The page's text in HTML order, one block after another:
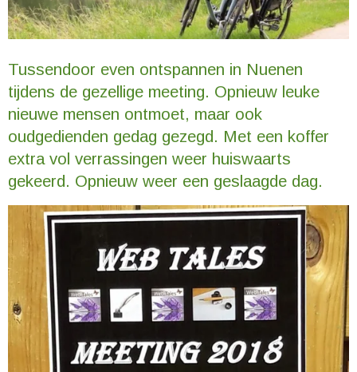
Tussendoor even ontspannen in Nuenen
tijdens de gezellige meeting. Opnieuw leuke
nieuwe mensen ontmoet, maar ook
oudgedienden gedag gezegd. Met een koffer
extra vol verrassingen weer huiswaarts
gekeerd. Opnieuw weer een geslaagde dag.